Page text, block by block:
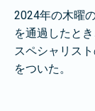
2024年の木曜
を通過したと
スペシャリス
をついた。